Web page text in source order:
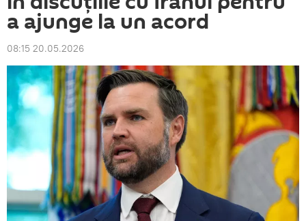
a ajunge la un acord
08:15 20.05.2026